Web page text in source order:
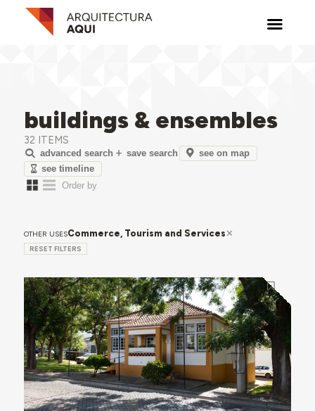
buildings & ensembles
32 ITEMS
advanced search save search
see on map
see timeline
OTHER USESCommerce, Tourism and Services
RESET FILTERS